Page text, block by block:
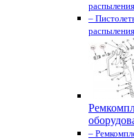
распыления
–
распыления
–